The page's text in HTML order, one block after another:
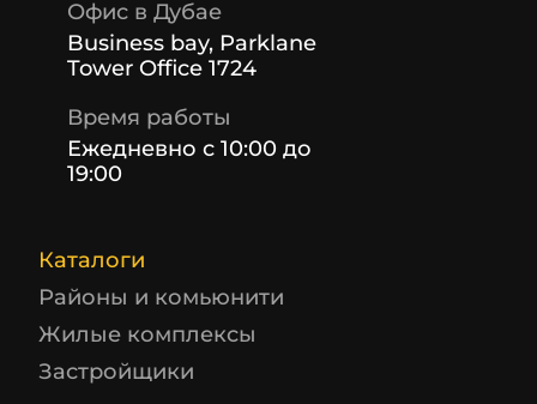
Офис в Дубае
Business bay, Parklane
Tower Office 1724
Время работы
Ежедневно с 10:00 до
19:00
Каталоги
Районы и комьюнити
Жилые комплексы
Застройщики